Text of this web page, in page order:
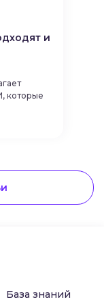
и
которые
База знаний